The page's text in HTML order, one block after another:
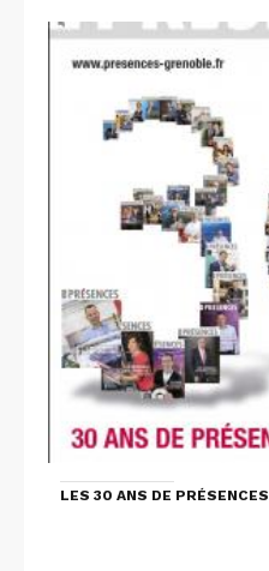
LES 30 ANS DE PRÉSENCES